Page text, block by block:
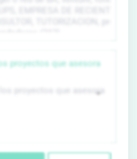
proyectos que asesora